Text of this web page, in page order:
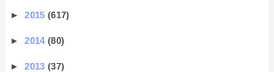
►2015(617)
►2014(80)
►2013(37)